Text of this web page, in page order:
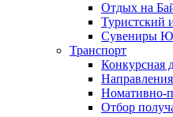
Отдых на
Сувениры
Транспорт
Конкурсная
Номативно-
Отбор